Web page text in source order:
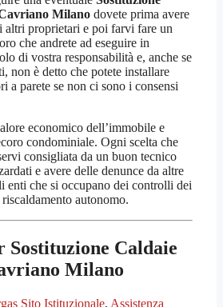
Milano dovete prima avere
altri proprietari e poi farvi fare un
che andrete ad eseguire in
di vostra responsabilità e, anche se
non è detto che potete installare
a parete se non ci sono i consensi
economico dell’immobile e
condominiale. Ogni scelta che
consigliata da un buon tecnico
e avere delle denunce da altre
enti che si occupano dei controlli dei
autonomo.
Caldaie
Milano
Sito Istituzionale, Assistenza